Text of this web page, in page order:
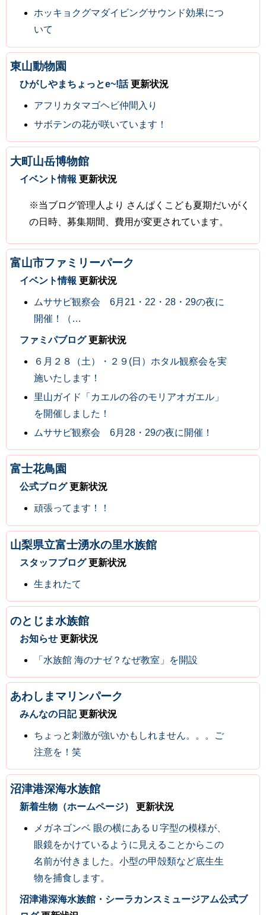
ホッキョクグマダイビングサウンド効果につ
いて
東山動物園
ひがしやまちょっとe~!話更新状況
アフリカタマゴヘビ仲間入り
サボテンの花が咲いています！
大町山岳博物館
イベント情報 更新状況
※当ブログ管理人より さんぱくこども夏期だいがく
の日時、募集期間、費用が変更されています。
富山市ファミリーパーク
イベント情報 更新状況
ムササビ観察会 6月21・22・28・29の夜に
開催！（…
ファミパブログ更新状況
６月２８（土）・２９(日）ホタル観察会を実
施いたします！
里山ガイド「カエルの谷のモリアオガエル」
を開催しました！
ムササビ観察会 6月28・29の夜に開催！
富士花鳥園
公式ブログ更新状況
頑張ってます！！
山梨県立富士湧水の里水族館
スタッフブログ更新状況
生まれたて
のとじま水族館
お知らせ 更新状況
「水族館 海のナゼ？なぜ教室」を開設
あわしまマリンパーク
みんなの日記更新状況
ちょっと刺激が強いかもしれません。。。ご
注意を！笑
沼津港深海水族館
新着生物（ホームページ） 更新状況
メガネゴンベ 眼の横にあるＵ字型の模様が、
眼鏡をかけているように見えることからこの
名前が付きました。小型の甲殻類など底生生
物を捕食します。
沼津港深海水族館・シーラカンスミュージアム公式ブ